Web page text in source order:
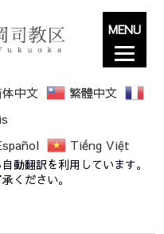
中文
繁體中文
Tiếng Việt
動翻訳を利用しています。
ください。
骨所「和田墓地」一
らせ
MENU